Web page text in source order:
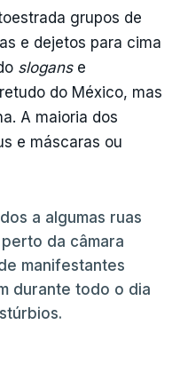
grupos de
e dejetos para cima
sloganse
do México, mas
A maioria dos
e máscaras ou
a algumas ruas
da câmara
manifestantes
durante todo o dia